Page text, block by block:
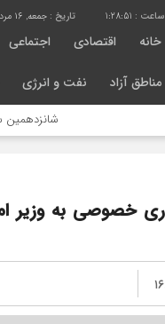
1:28:51 تاریخ : جمعه, ۱۶ مرداد , ۱۴۰۵
خانه اقتصادی اجتماعی
مناطق آزاد نفت و انرژی
شانزدهمین سال
خصوصی به وزیر